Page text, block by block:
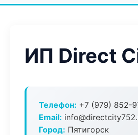
ИП Direct
Телефон: +7 (979) 852-
Email:
Город: Пятигорск